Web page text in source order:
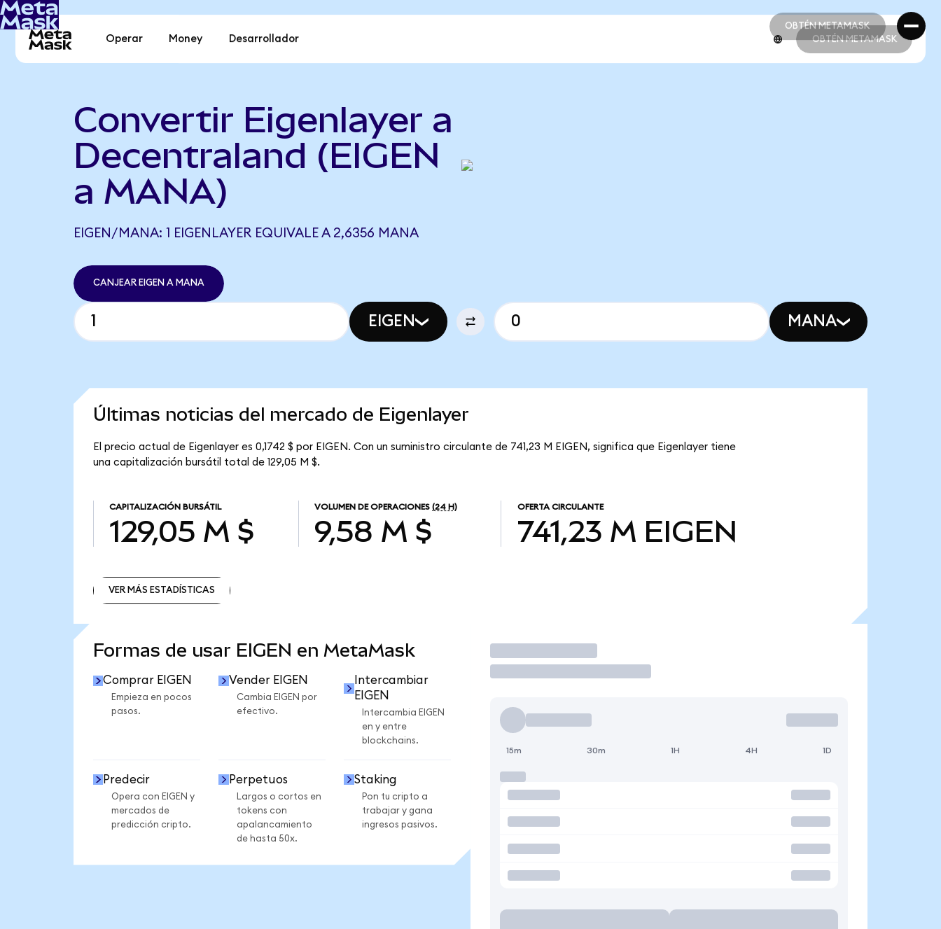
OBTÉN METAMASK
OBTÉN METAMASK
Operar Money Desarrollador OBTÉN METAMASK
Convertir Eigenlayer a
Decentraland (EIGEN
a MANA)
EIGEN/MANA: 1 EIGENLAYER EQUIVALE A 2,6356 MANA
CANJEAR EIGEN A MANA
EIGEN MANA
Últimas noticias del mercado de Eigenlayer
El precio actual de Eigenlayer es 0,1742 $ por EIGEN. Con un suministro circulante de 741,23 M EIGEN, significa que Eigenlayer tiene
una capitalización bursátil total de 129,05 M $.
CAPITALIZACIÓN BURSÁTIL
129,05 M $
VOLUMEN DE OPERACIONES (24 H)
9,58 M $
OFERTA CIRCULANTE
741,23 M EIGEN
VER MÁS ESTADÍSTICAS
Formas de usar EIGEN en MetaMask
Comprar EIGEN
Empieza en pocos
pasos.
Vender EIGEN
Cambia EIGEN por
efectivo.
Intercambiar
EIGEN
Intercambia EIGEN
en y entre
blockchains.
Predecir
Opera con EIGEN y
mercados de
predicción cripto.
Perpetuos
Largos o cortos en
tokens con
apalancamiento
de hasta 50x.
Staking
Pon tu cripto a
trabajar y gana
ingresos pasivos.
Operar
15m 30m 1H 4H 1D